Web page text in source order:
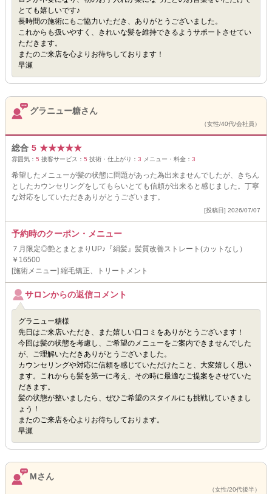
とても嬉しいです♪
長時間の施術にもご協力いただき、ありがとうございました。
これからも扱いやすく、きれいな髪を維持できるようサポートさせてい
ただきます。
またのご来店を心よりお待ちしております！
早瀬
グラニュー糖さん
（女性/40代/会社員）
総合 5 ★★★★★
雰囲気： 5 接客サービス： 5 技術・仕上がり： 3 メニュー・料金： 3
希望したメニューが髪の状態に問題があった為出来ませんでしたが、きちん
としたカウンセリングをしてもらいとても信頼が出来ると感じました。丁寧
な対応をしていただきありがとうございます。
[投稿日] 2026/07/07
予約時のクーポン・メニュー
７月限定◎艶とまとまりUP♪『絹髪』髪質改善ストレート(カットなし）
￥16500
[施術メニュー] 縮毛矯正、トリートメント
サロンからの返信コメント
グラニュー糖様
先日はご来店いただき、また嬉しい口コミをありがとうございます！
今回は髪の状態を考慮し、ご希望のメニューをご案内できませんでした
が、ご理解いただきありがとうございました。
カウンセリングや対応に信頼を感じていただけたこと、大変嬉しく思い
ます。これからも髪を第一に考え、その時に最適なご提案をさせていた
だきます。
髪の状態が整いましたら、ぜひご希望のスタイルにも挑戦していきまし
ょう！
またのご来店を心よりお待ちしております。
早瀬
Mさん
（女性/20代後半）